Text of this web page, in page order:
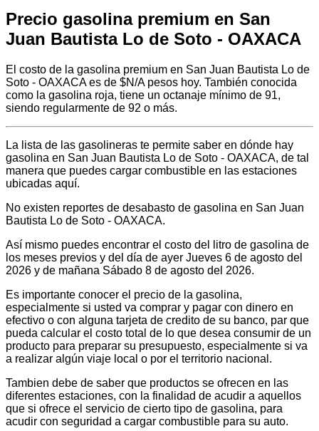
Precio gasolina premium en San
Juan Bautista Lo de Soto - OAXACA
El costo de la gasolina premium en San Juan Bautista Lo de
Soto - OAXACA es de $N/A pesos hoy. También conocida
como la gasolina roja, tiene un octanaje mínimo de 91,
siendo regularmente de 92 o más.
La lista de las gasolineras te permite saber en dónde hay
gasolina en San Juan Bautista Lo de Soto - OAXACA, de tal
manera que puedes cargar combustible en las estaciones
ubicadas aquí.
No existen reportes de desabasto de gasolina en San Juan
Bautista Lo de Soto - OAXACA.
Así mismo puedes encontrar el costo del litro de gasolina de
los meses previos y del día de ayer Jueves 6 de agosto del
2026 y de mañana Sábado 8 de agosto del 2026.
Es importante conocer el precio de la gasolina,
especialmente si usted va comprar y pagar con dinero en
efectivo o con alguna tarjeta de credito de su banco, par que
pueda calcular el costo total de lo que desea consumir de un
producto para preparar su presupuesto, especialmente si va
a realizar algún viaje local o por el territorio nacional.
Tambien debe de saber que productos se ofrecen en las
diferentes estaciones, con la finalidad de acudir a aquellos
que si ofrece el servicio de cierto tipo de gasolina, para
acudir con seguridad a cargar combustible para su auto.